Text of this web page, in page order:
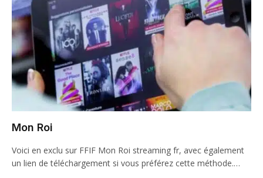
Mon Roi
Voici en exclu sur FFIF Mon Roi streaming fr, avec également
un lien de téléchargement si vous préférez cette méthode.…